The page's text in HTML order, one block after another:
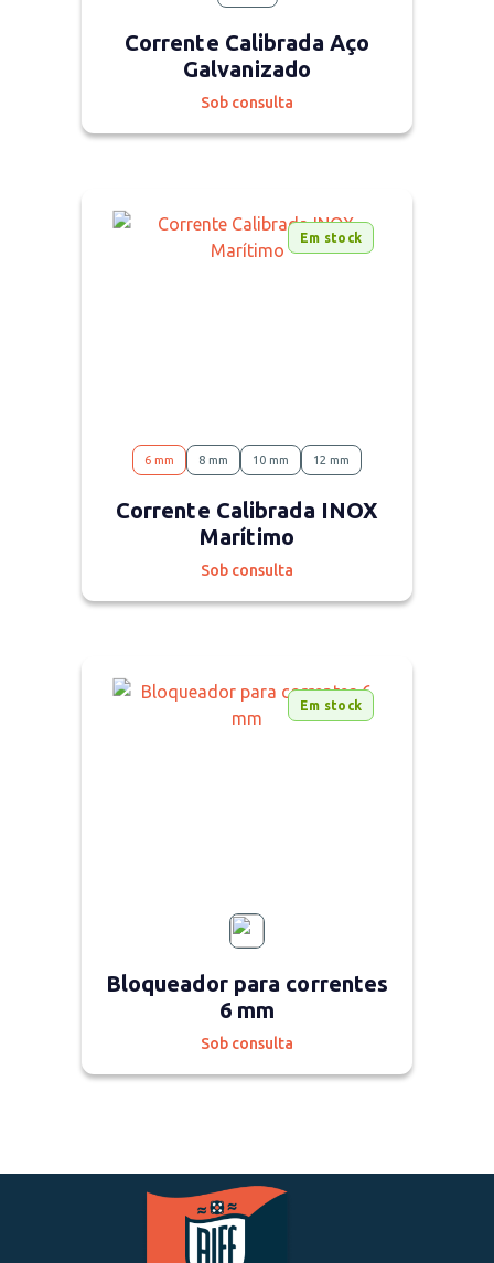
Corrente Calibrada Aço
Galvanizado
Sob consulta
Em stock
6 mm 8 mm 10 mm 12 mm
Corrente Calibrada INOX
Marítimo
Sob consulta
Em stock
Bloqueador para correntes
6 mm
Sob consulta